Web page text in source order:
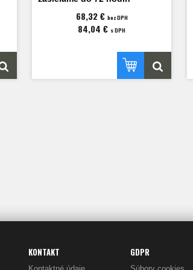
68,32 € bez DPH
84,04 € s DPH
KONTAKT GDPR